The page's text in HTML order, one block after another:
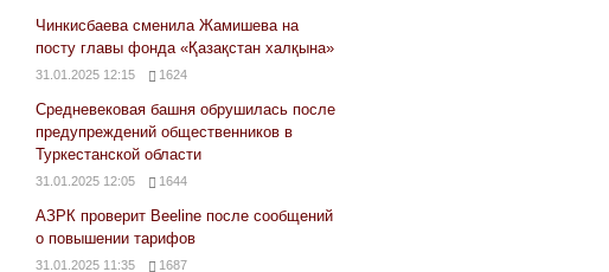
Чинкисбаева сменила Жамишева на
посту главы фонда «Қазақстан халқына»
31.01.2025 12:15 1624
Средневековая башня обрушилась после
предупреждений общественников в
Туркестанской области
31.01.2025 12:05 1644
АЗРК проверит Beeline после сообщений
о повышении тарифов
31.01.2025 11:35 1687